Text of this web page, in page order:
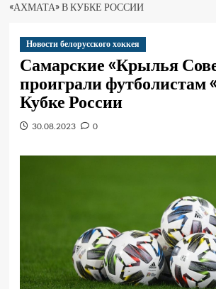
«АХМАТА» В КУБКЕ РОССИИ
Новости белорусского хоккея
Самарские «Крылья
проиграли футболистам
Кубке России
30.08.2023 0